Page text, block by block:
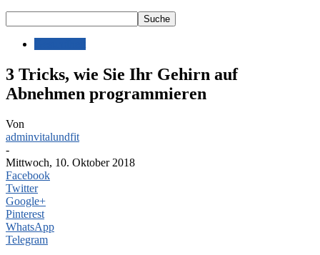
3 Tricks, wie Sie Ihr Gehirn auf
Abnehmen programmieren
Von
adminvitalundfit
-
Mittwoch, 10. Oktober 2018
Facebook
Twitter
Google+
Pinterest
WhatsApp
Telegram